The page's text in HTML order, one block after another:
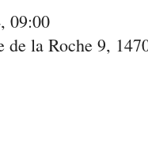
09:00
de la Roche 9,